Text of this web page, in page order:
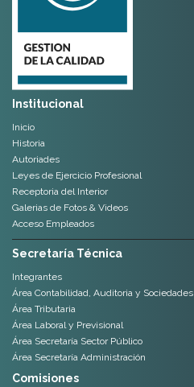
Institucional
Inicio
Historia
Autoriades
Leyes de Ejercicio Profesional
Receptoria del Interior
Galerias de Fotos & Videos
Acceso Empleados
Secretaría Técnica
Integrantes
Área Contabilidad, Auditoria y Sociedades
Área Tributaria
Área Laboral y Previsional
Área Secretaría Sector Público
Área Secretaría Administración
Comisiones